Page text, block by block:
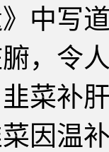
》中写
，令
菜补
因温